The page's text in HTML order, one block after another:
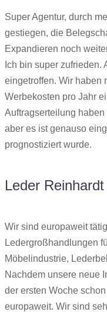
Super Agentur, durch
gestiegen, die
Expandieren noch
Ich bin super zufrieden.
eingetroffen. Wir haben
Werbekosten pro Jahr
Auftragserteilung
aber es ist genauso
prognostiziert wurde.
Leder Reinhardt
Wir sind europaweit
Ledergroßhandlungen
Möbelindustrie,
Nachdem unsere neue
der ersten Woche
europaweit. Wir sind